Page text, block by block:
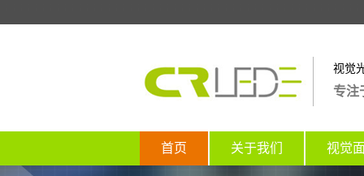
视觉
专注
首页 关于我们 视觉